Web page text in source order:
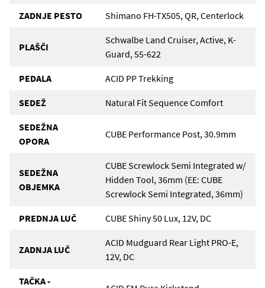
ZADNJE PESTO Shimano FH-TX505, QR, Centerlock
PLAŠČI
Schwalbe Land Cruiser, Active, K-
Guard, 55-622
PEDALA ACID PP Trekking
SEDEŽ Natural Fit Sequence Comfort
SEDEŽNA
OPORA
CUBE Performance Post, 30.9mm
SEDEŽNA
OBJEMKA
CUBE Screwlock Semi Integrated w/
Hidden Tool, 36mm (EE: CUBE
Screwlock Semi Integrated, 36mm)
PREDNJA LUČ CUBE Shiny 50 Lux, 12V, DC
ZADNJA LUČ
ACID Mudguard Rear Light PRO-E,
12V, DC
TAČKA -